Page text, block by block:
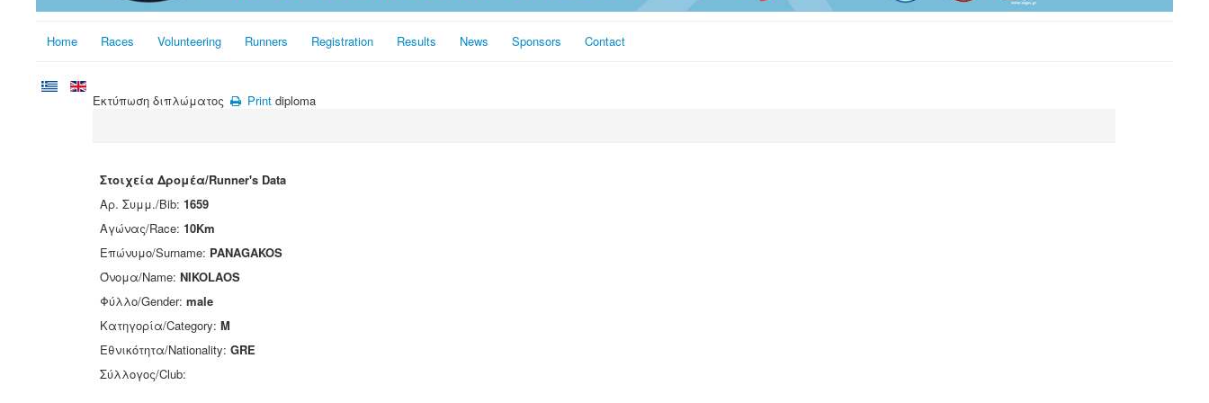
Home Races Volunteering Runners Registration Results News Sponsors Contact
Εκτύπωση διπλώματος Print diploma
Στοιχεία Δρομέα/Runner's Data
Αρ. Συμμ./Bib:1659
Αγώνας/Race:10Km
Επώνυμο/Surname: PANAGAKOS
Όνομα/Name:NIKOLAOS
Φύλλο/Gender:male
Κατηγορία/Category:M
Εθνικότητα/Nationality:GRE
Σύλλογος/Club: